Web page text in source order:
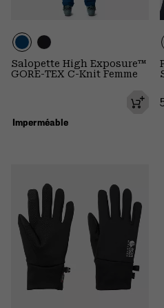
Imperméable
Salopette High Exposure™
GORE-TEX C-Knit Femme